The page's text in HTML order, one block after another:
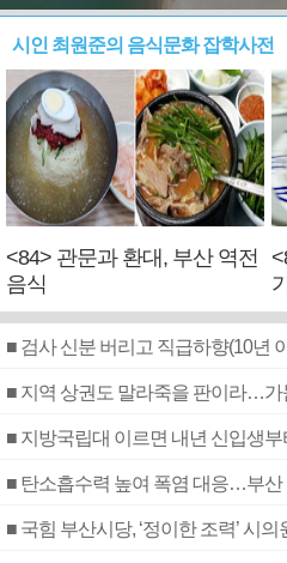
시인 최원준의 음식문화 잡학사전
<84> 관문과 환대, 부산 역전
음식
■ 지역 상권도 말라죽을 판이라…가
■ 지방국립대 이르면 내년 신입생부
■ 탄소흡수력 높여 폭염 대응…부산